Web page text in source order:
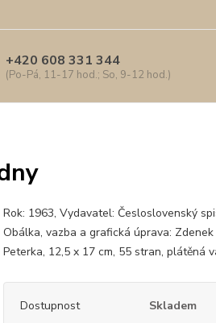
+420 608 331 344
(Po-Pá, 11-17 hod.; So, 9-12 hod.)
Rok: 1963, Vydavatel: Česloslovenský
Obálka, vazba a grafická úprava:
Peterka, 12,5 x 17 cm, 55 stran, plátěná
Dostupnost Skladem